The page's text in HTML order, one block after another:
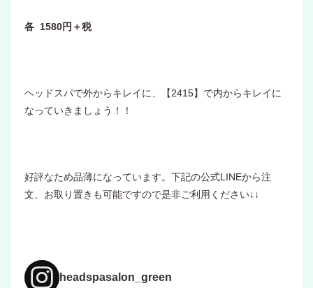
各 1580円＋税
ヘッドスパで外からキレイに、【2415】で内からキレイに
なっていきましょう！！
好評なため品薄になっています。下記の公式LINEから注
文、お取り置きも可能ですので是非ご利用ください↓↓
headspasalon_green